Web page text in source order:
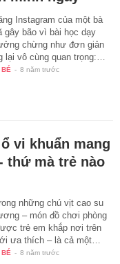
Instagram của một bà
gây bão vì bài học dạy
chừng như đơn giản
lại vô cùng quan trọng:…
- 8 năm trước
vi khuẩn mang
thứ mà trẻ nào
những chú vịt cao su
– món đồ chơi phòng
trẻ em khắp nơi trên
ưa thích – là cả một…
- 8 năm trước